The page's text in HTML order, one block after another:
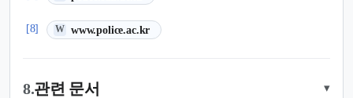
[8] W www.police.ac.kr
(새 탭에서 열림)
8.관련 문서 ▾